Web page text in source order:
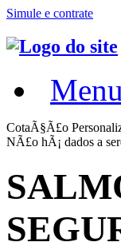
Simule e contrate
Menu
CotaÃ§Ã£o
NÃ£o hÃ¡ dados a